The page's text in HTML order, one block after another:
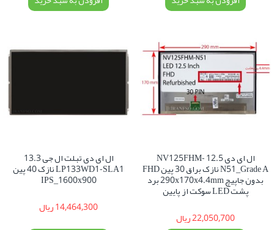
ال ای دی 12.5 NV125FHM-
N51_Grade A نازک براق 30 پین FHD
بدون جاپیچ 290x170x4.4mm برد
پشت LED سوکت از پایین
22,050,700 ریال
ال ای دی تبلت ال جی 13.3
LP133WD1-SLA1 نازک 40 پین
IPS_1600x900
14,464,300 ریال